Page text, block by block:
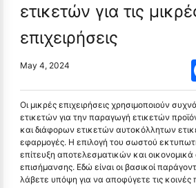
ετικετών για τις
επιχειρήσεις
May 4, 2024
Οι μικρές επιχειρήσεις χρησιμοποιούν
ετικετών για την παραγωγή ετικετών
και διάφορων ετικετών αυτοκόλλητων
εφαρμογές. Η επιλογή του σωστού εκτυπωτή
επίτευξη αποτελεσματικών και
επισήμανσης. Εδώ είναι οι βασικοί
λάβετε υπόψη για να αποφύγετε τις κοινές